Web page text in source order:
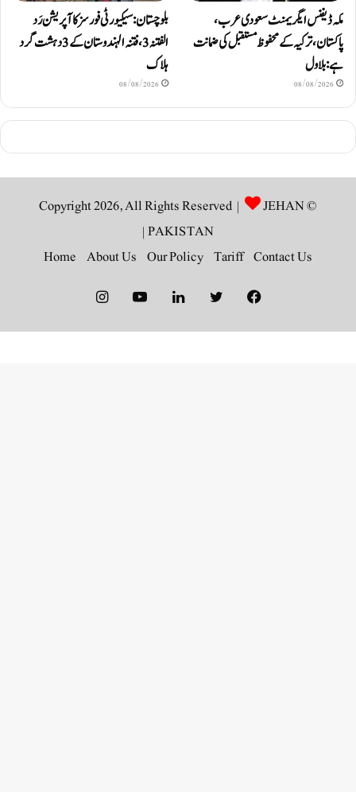
مکہ ڈیفنس ایگریمنٹ سعودی عرب،
پاکستان، ترکیہ کے محفوظ مستقبل کی ضمانت
ہے: بلاول
08/08/2026
بلوچستان: سیکیورٹی فورسز کا آپریشن رَد
الفتنہ 3، فتنہ الہندوستان کے 3 دہشت گرد
ہلاک
08/08/2026
© Copyright 2026, All Rights Reserved |
JEHAN
PAKISTAN
|
Contact Us
Tariff
Our Policy
About Us
Home
Facebook
Twitter
LinkedIn
YouTube
Instagram